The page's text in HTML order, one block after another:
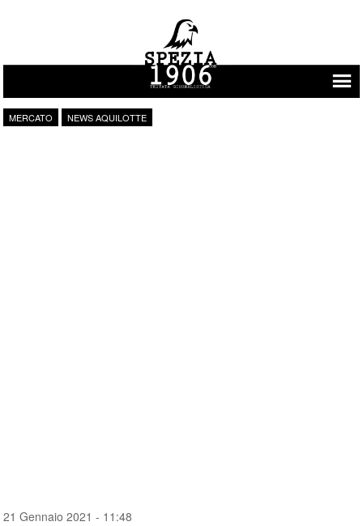
Vai al contenuto
MERCATO NEWS AQUILOTTE
21 Gennaio 2021 - 11:48